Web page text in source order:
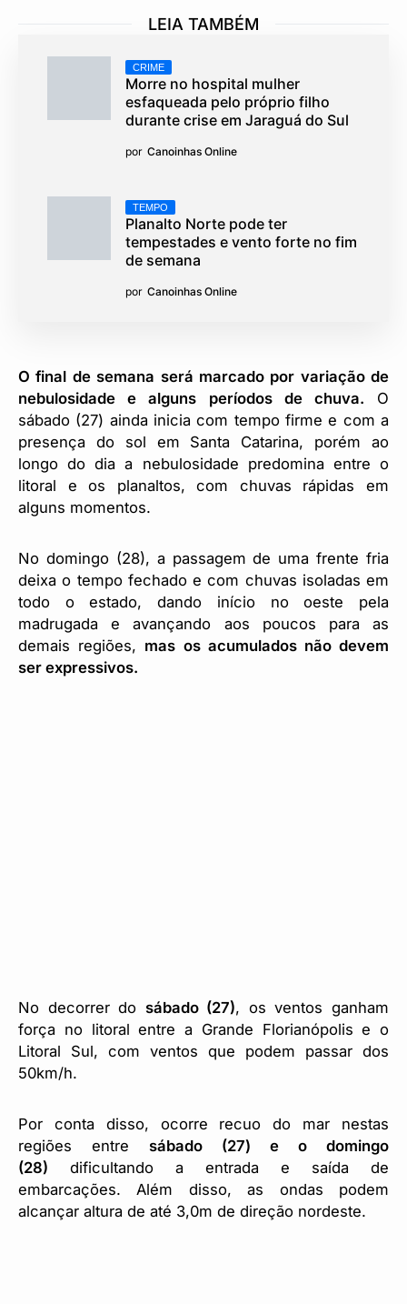
LEIA TAMBÉM
CRIME
Morre no hospital mulher
esfaqueada pelo próprio filho
durante crise em Jaraguá do Sul
por Canoinhas Online
TEMPO
Planalto Norte pode ter
tempestades e vento forte no fim
de semana
por Canoinhas Online
O final de semana será marcado por variação de
nebulosidade e alguns períodos de chuva. O
sábado (27) ainda inicia com tempo firme e com a
presença do sol em Santa Catarina, porém ao
longo do dia a nebulosidade predomina entre o
litoral e os planaltos, com chuvas rápidas em
alguns momentos.
No domingo (28), a passagem de uma frente fria
deixa o tempo fechado e com chuvas isoladas em
todo o estado, dando início no oeste pela
madrugada e avançando aos poucos para as
demais regiões, mas os acumulados não devem
ser expressivos.
No decorrer do sábado (27), os ventos ganham
força no litoral entre a Grande Florianópolis e o
Litoral Sul, com ventos que podem passar dos
50km/h.
Por conta disso, ocorre recuo do mar nestas
regiões entre sábado (27) e o domingo
(28) dificultando a entrada e saída de
embarcações. Além disso, as ondas podem
alcançar altura de até 3,0m de direção nordeste.